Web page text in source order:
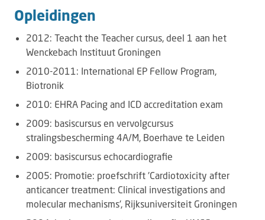
Opleidingen
2012: Teacht the Teacher cursus, deel 1 aan het
Wenckebach Instituut Groningen
2010-2011: International EP Fellow Program,
Biotronik
2010: EHRA Pacing and ICD accreditation exam
2009: basiscursus en vervolgcursus
stralingsbescherming 4A/M, Boerhave te Leiden
2009: basiscursus echocardiografie
2005: Promotie: proefschrift 'Cardiotoxicity after
anticancer treatment: Clinical investigations and
molecular mechanisms', Rijksuniversiteit Groningen